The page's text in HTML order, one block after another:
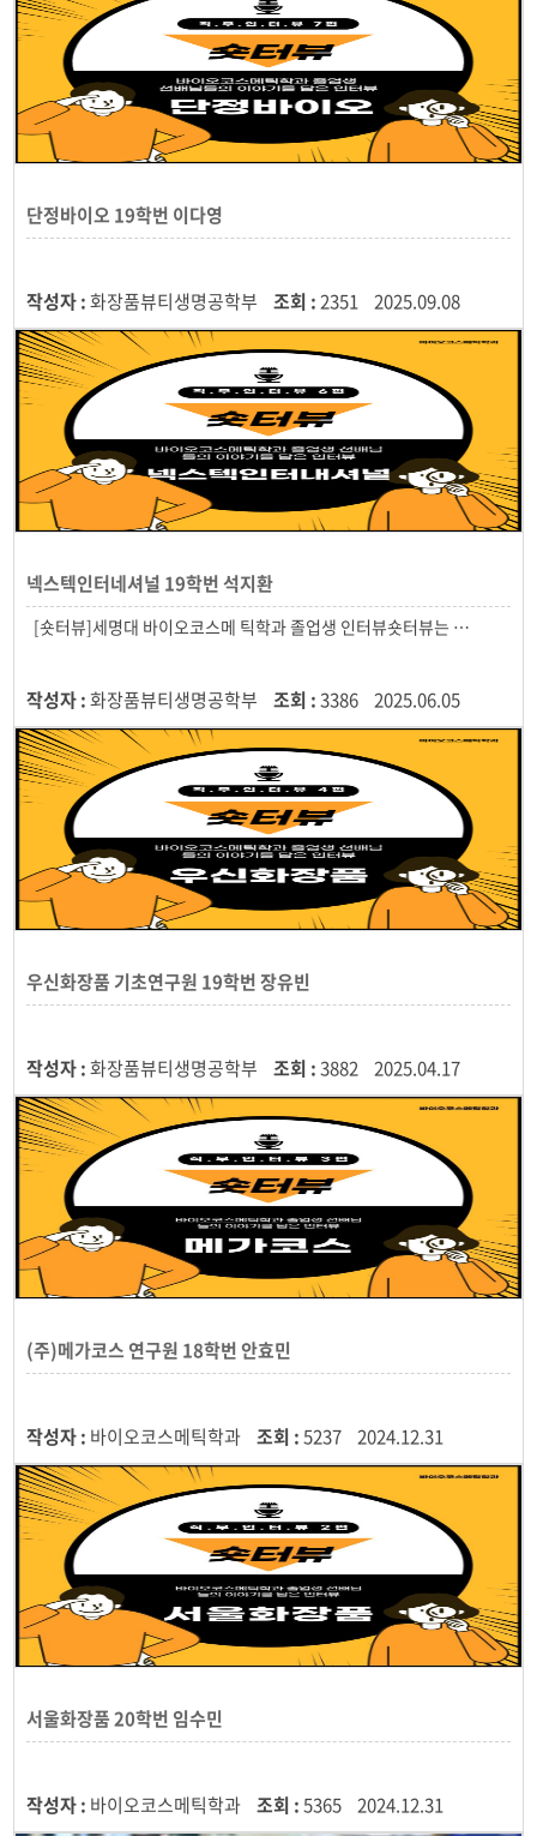
졸업생 숏터뷰
단정바이오 19학번 이다영
작성자 :화장품뷰티생명공학부 조회 :2351 2025.09.08
넥스텍인터네셔널 19학번 석지환
작성자 :화장품뷰티생명공학부 조회 :3386 2025.06.05
우신화장품 기초연구원 19학번 장유빈
작성자 :화장품뷰티생명공학부 조회 :3882 2025.04.17
(주)메가코스 연구원 18학번 안효민
작성자 : 바이오코스메틱학과 조회 :5237 2024.12.31
서울화장품 20학번 임수민
작성자 : 바이오코스메틱학과 조회 :5365 2024.12.31